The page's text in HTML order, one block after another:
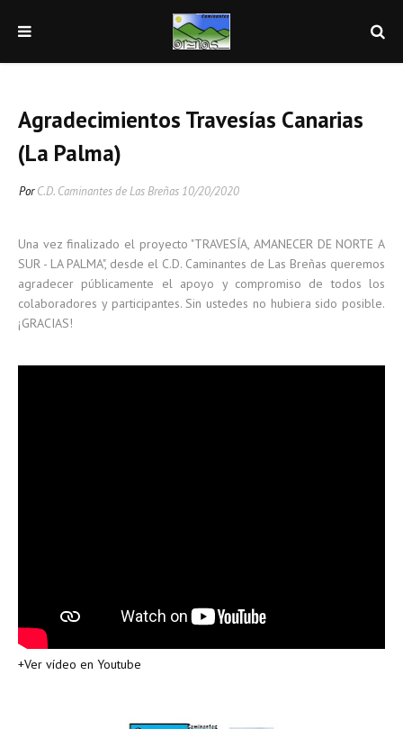
Agradecimientos Travesías Canarias
(La Palma)
Por C.D. Caminantes de Las Breñas 10/20/2020
Una vez finalizado el proyecto "TRAVESÍA, AMANECER DE NORTE A
SUR - LA PALMA", desde el C.D. Caminantes de Las Breñas queremos
agradecer públicamente el apoyo y compromiso de todos los
colaboradores y participantes. Sin ustedes no hubiera sido posible.
¡GRACIAS!
+Ver vídeo en Youtube